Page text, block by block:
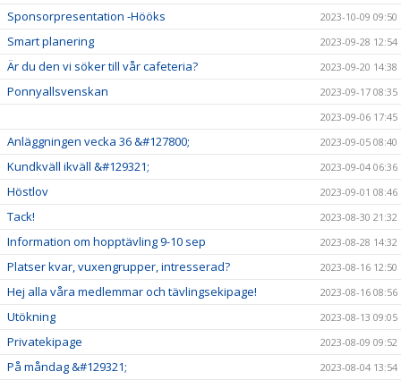
Sponsorpresentation -Hööks 2023-10-09 09:50
Smart planering 2023-09-28 12:54
Är du den vi söker till vår cafeteria? 2023-09-20 14:38
Ponnyallsvenskan
2023-09-17 08:35
2023-09-06 17:45
Anläggningen vecka 36 &#127800; 2023-09-05 08:40
Kundkväll ikväll &#129321; 2023-09-04 06:36
Höstlov 2023-09-01 08:46
Tack! 2023-08-30 21:32
Information om hopptävling 9-10 sep 2023-08-28 14:32
Platser kvar, vuxengrupper, intresserad? 2023-08-16 12:50
Hej alla våra medlemmar och tävlingsekipage! 2023-08-16 08:56
Utökning 2023-08-13 09:05
Privatekipage 2023-08-09 09:52
På måndag &#129321; 2023-08-04 13:54